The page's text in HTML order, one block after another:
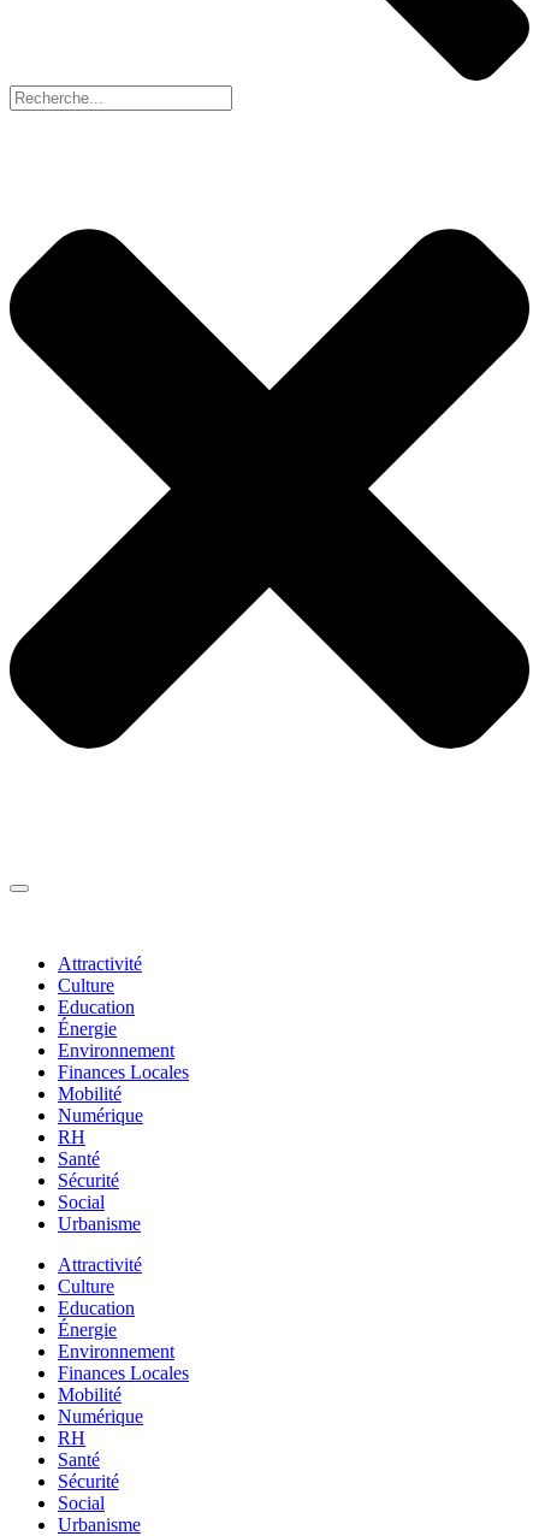
Attractivité
Culture
Education
Énergie
Environnement
Finances Locales
Mobilité
Numérique
RH
Santé
Sécurité
Social
Urbanisme
Attractivité
Culture
Education
Énergie
Environnement
Finances Locales
Mobilité
Numérique
RH
Santé
Sécurité
Social
Urbanisme